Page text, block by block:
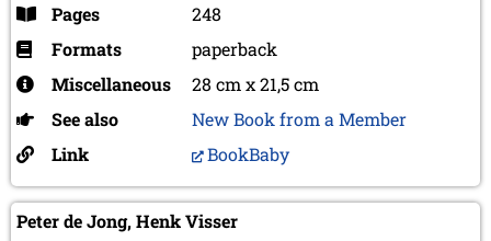
Pages
248
Formats
paperback
Miscellaneous
28 cm x 21,5 cm
See also
New Book from a Member
Link
BookBaby
Peter de Jong, Henk Visser